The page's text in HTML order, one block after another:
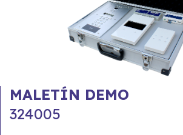
MALETÍN DEMO
324005